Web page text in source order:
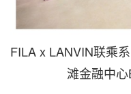
FILA x LANVIN联乘
滩金融中